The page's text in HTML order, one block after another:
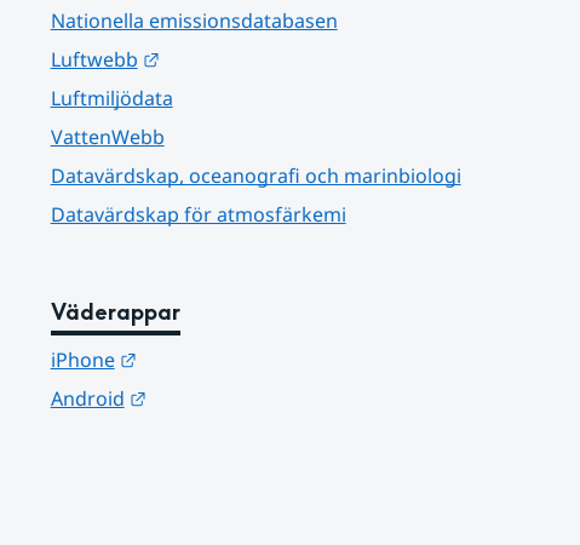
Nationella emissionsdatabasen
Luftwebb
Länk till annan webbplats.
Luftmiljödata
VattenWebb
Datavärdskap, oceanografi och marinbiologi
Datavärdskap för atmosfärkemi
Väderappar
iPhone
Länk till annan webbplats.
Android
Länk till annan webbplats.